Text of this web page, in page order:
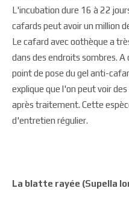
L'incubation dure 16 à 22
cafards peut avoir un million
Le cafard avec oothèque a
dans des endroits sombres.
point de pose du gel anti-
explique que l'on peut voir
après traitement. Cette
d'entretien régulier.
La blatte rayée (Supella